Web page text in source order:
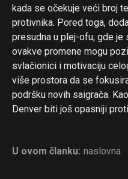
kada se očekuje veći broj
protivnika. Pored toga,
presudna u plej-ofu, gde je
ovakve promene mogu
svlačionici i motivaciju
više prostora da se
podršku novih saigrača.
Denver biti još opasniji
U ovom članku: naslovna